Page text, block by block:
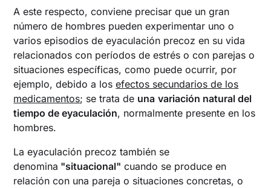
A este respecto, conviene precisar que un gran
número de hombres pueden experimentar uno o
varios episodios de eyaculación precoz en su vida
relacionados con períodos de estrés o con parejas o
situaciones específicas, como puede ocurrir, por
ejemplo, debido a losefectos secundarios de los
medicamentos; se trata de una variación natural del
tiempo de eyaculación, normalmente presente en los
hombres.
La eyaculación precoz también se
denomina "situacional" cuando se produce en
relación con una pareja o situaciones concretas, o